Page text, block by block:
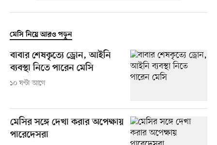
মেসি নিয়ে আরও পড়ুন
বাবার শেষকৃত্যে ড্রোন, আইনি
ব্যবস্থা নিতে পারেন মেসি
১০ ঘণ্টা আগে
মেসির সঙ্গে দেখা করার অপেক্ষায়
পারেদেসরা